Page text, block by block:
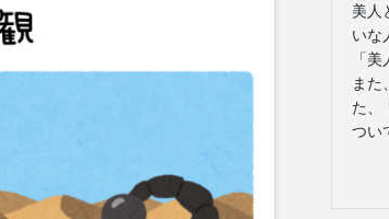
美人
いな
「
また
た、
つい